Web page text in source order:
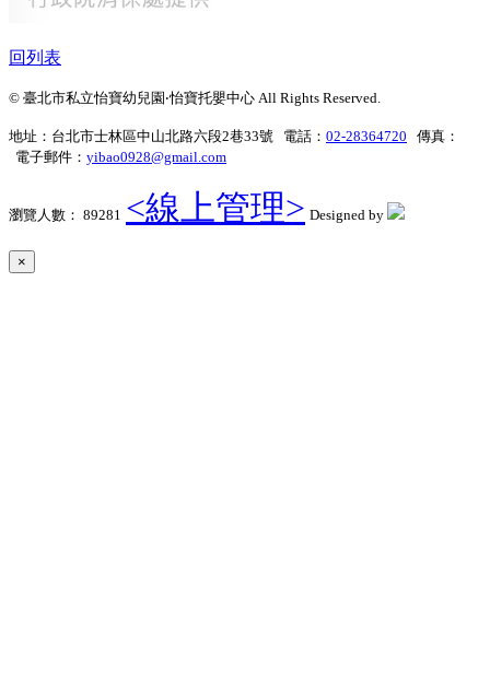
回列表
© 臺北市私立怡寶幼兒園‧怡寶托嬰中心 All Rights Reserved.
地址：台北市士林區中山北路六段2巷33號 電話： 02-28364720 傳真：
電子郵件： yibao0928@gmail.com
瀏覽人數： 89281 <線上管理> Designed by
×